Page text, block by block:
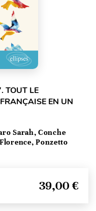
TOUT LE
EN UN
Sarah, Conche
Ponzetto
39,00 €